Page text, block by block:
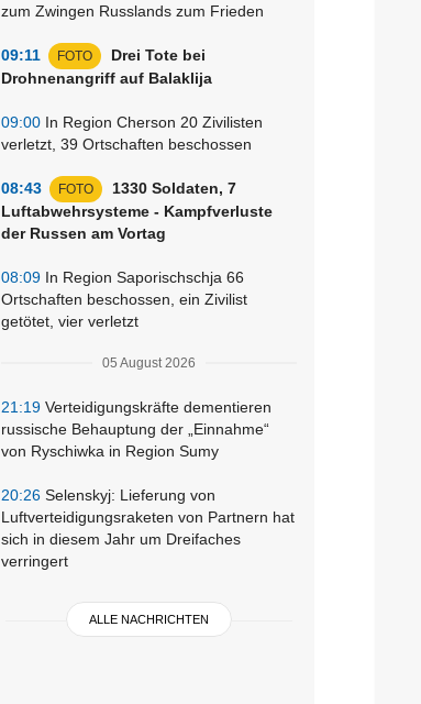
zum Zwingen Russlands zum Frieden
09:11 FOTO
Drei Tote bei
Drohnenangriff auf Balaklija
09:00 In Region Cherson 20 Zivilisten
verletzt, 39 Ortschaften beschossen
08:43 FOTO
1330 Soldaten, 7
Luftabwehrsysteme - Kampfverluste
der Russen am Vortag
08:09 In Region Saporischschja 66
Ortschaften beschossen, ein Zivilist
getötet, vier verletzt
05 August 2026
21:19 Verteidigungskräfte dementieren
russische Behauptung der „Einnahme“
von Ryschiwka in Region Sumy
20:26 Selenskyj: Lieferung von
Luftverteidigungsraketen von Partnern hat
sich in diesem Jahr um Dreifaches
verringert
ALLE NACHRICHTEN